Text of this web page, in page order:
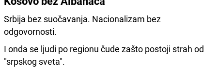
Srbija bez suočavanja. Nacionalizam bez
odgovornosti.
I onda se ljudi po regionu čude zašto postoji strah od
"srpskog sveta".